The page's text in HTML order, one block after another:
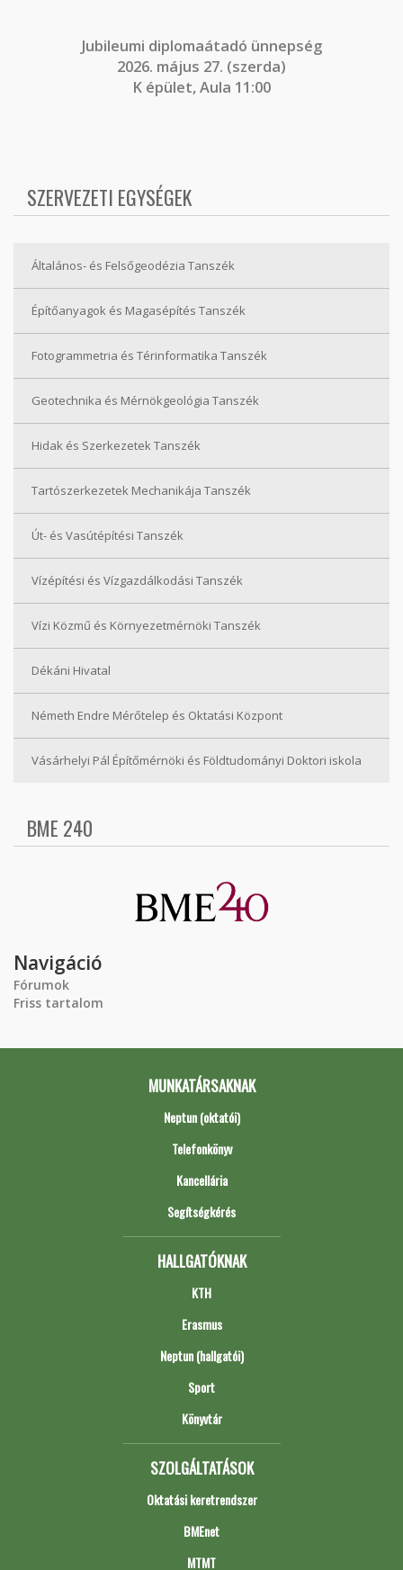
Jubileumi diplomaátadó ünnepség
2026. május 27. (szerda)
K épület, Aula 11:00
SZERVEZETI EGYSÉGEK
Általános- és Felsőgeodézia Tanszék
Építőanyagok és Magasépítés Tanszék
Fotogrammetria és Térinformatika Tanszék
Geotechnika és Mérnökgeológia Tanszék
Hidak és Szerkezetek Tanszék
Tartószerkezetek Mechanikája Tanszék
Út- és Vasútépítési Tanszék
Vízépítési és Vízgazdálkodási Tanszék
Vízi Közmű és Környezetmérnöki Tanszék
Dékáni Hivatal
Németh Endre Mérőtelep és Oktatási Központ
Vásárhelyi Pál Építőmérnöki és Földtudományi Doktori iskola
BME 240
Navigáció
Fórumok
Friss tartalom
MUNKATÁRSAKNAK
Neptun (oktatói)
Telefonkönyv
Kancellária
Segítségkérés
HALLGATÓKNAK
KTH
Erasmus
Neptun (hallgatói)
Sport
Könyvtár
SZOLGÁLTATÁSOK
Oktatási keretrendszer
BMEnet
MTMT